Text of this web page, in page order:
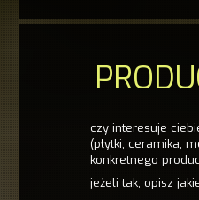
czy interesuje ciebie
(płytki, ceramika,
konkretnego
jeżeli tak, opisz